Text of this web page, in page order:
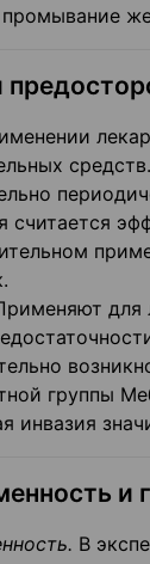
средств.
считается
для
группы
инвазия
и
В